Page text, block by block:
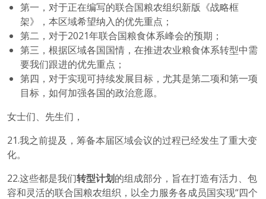
第一，对于正在编写的联合国粮农组织新版《战略框
架》，本区域希望纳入的优先重点；
第二，对于2021年联合国粮食体系峰会的预期；
第三，根据区域各国国情，在推进农业粮食体系转型中需
要我们跟进的优先重点；
第四，对于实现可持续发展目标，尤其是第二项和第一项
目标，如何加强各国的政治意愿。
女士们、先生们，
21.我之前提及，筹备本届区域会议的过程已经发生了重大变
化。
22.这些都是我们转型计划的组成部分，旨在打造有活力、包
容和灵活的联合国粮农组织，以全力服务各成员国实现“四个